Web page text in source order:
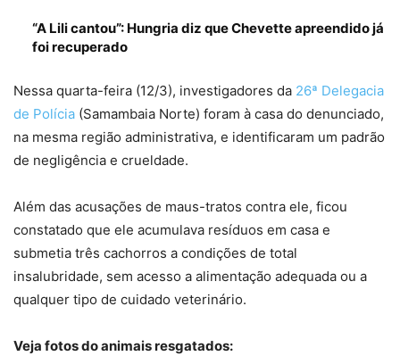
“A Lili cantou”: Hungria diz que Chevette apreendido já
foi recuperado
Nessa quarta-feira (12/3), investigadores da 26ª Delegacia
de Polícia (Samambaia Norte) foram à casa do denunciado,
na mesma região administrativa, e identificaram um padrão
de negligência e crueldade.
Além das acusações de maus-tratos contra ele, ficou
constatado que ele acumulava resíduos em casa e
submetia três cachorros a condições de total
insalubridade, sem acesso a alimentação adequada ou a
qualquer tipo de cuidado veterinário.
Veja fotos do animais resgatados: